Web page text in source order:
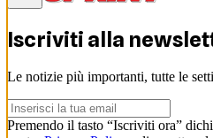
Iscriviti alla
Le notizie più importanti, tutte le
Premendo il tasto “Iscriviti ora”